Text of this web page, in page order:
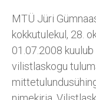
MTÜ Jüri
kokkutulekul, 28.
01.07.2008
vilistlaskogu